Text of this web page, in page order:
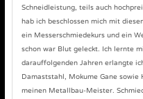
Schneidleistung, teils auch
hab ich beschlossen mich mit
ein Messerschmiedekurs und ein
schon war Blut geleckt. Ich lernte
darauffolgenden Jahren erlangte
Damaststahl, Mokume Gane
meinen Metallbau-Meister.